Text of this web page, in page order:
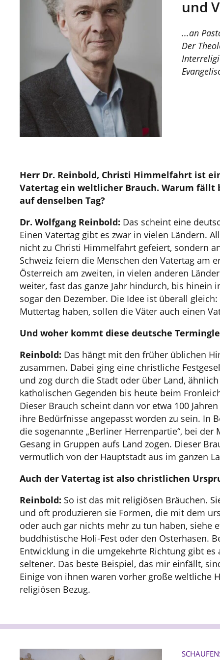
und
...an
Der
Herr Dr. Reinbold, Christi Himmelfahrt ist
Vatertag ein weltlicher Brauch. Warum fällt
auf denselben Tag?
Dr. Wolfgang Reinbold: Das scheint eine
Einen Vatertag gibt es zwar in vielen Ländern.
nicht zu Christi Himmelfahrt gefeiert, sondern
Schweiz feiern die Menschen den Vatertag am
Österreich am zweiten, in vielen anderen
weiter, fast das ganze Jahr hindurch, bis hinein
sogar den Dezember. Die Idee ist überall
Muttertag haben, sollen die Väter auch einen
Und woher kommt diese deutsche
Reinbold: Das hängt mit den früher üblichen
zusammen. Dabei ging eine christliche
und zog durch die Stadt oder über Land,
katholischen Gegenden bis heute beim
Dieser Brauch scheint dann vor etwa 100
ihre Bedürfnisse angepasst worden zu sein. In
die sogenannte „Berliner Herrenpartie“, bei der
Gesang in Gruppen aufs Land zogen. Dieser
vermutlich von der Hauptstadt aus im ganzen
Auch der Vatertag ist also christlichen
Reinbold: So ist das mit religiösen Bräuchen.
und oft produzieren sie Formen, die mit dem
oder auch gar nichts mehr zu tun haben, siehe
buddhistische Holi-Fest oder den Osterhasen.
Entwicklung in die umgekehrte Richtung gibt es
seltener. Das beste Beispiel, das mir einfällt,
Einige von ihnen waren vorher große weltliche
religiösen Bezug.